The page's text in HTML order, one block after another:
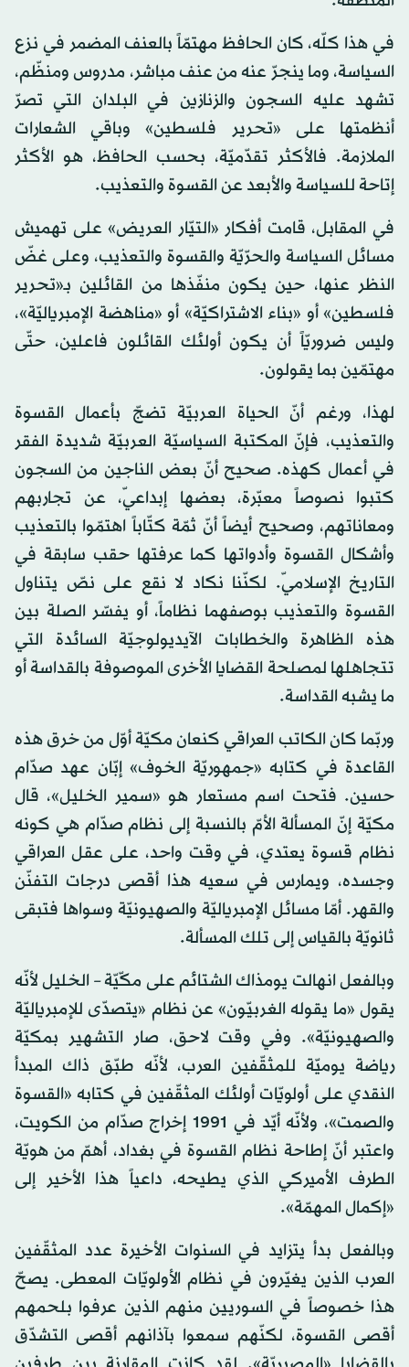
في هذا كلّه، كان الحافظ مهتمّاً بالعنف المضمر في نزع
السياسة، وما ينجرّ عنه من عنف مباشر، مدروس ومنظّم،
تشهد عليه السجون والزنازين في البلدان التي تصرّ
أنظمتها على «تحرير فلسطين» وباقي الشعارات
الملازمة. فالأكثر تقدّميّة، بحسب الحافظ، هو الأكثر
إتاحة للسياسة والأبعد عن القسوة والتعذيب.
في المقابل، قامت أفكار «التيّار العريض» على تهميش
مسائل السياسة والحرّيّة والقسوة والتعذيب، وعلى غضّ
النظر عنها، حين يكون منفّذها من القائلين بـ«تحرير
فلسطين» أو «بناء الاشتراكيّة» أو «مناهضة الإمبرياليّة»،
وليس ضروريّاً أن يكون أولئك القائلون فاعلين، حتّى
مهتمّين بما يقولون.
لهذا، ورغم أنّ الحياة العربيّة تضجّ بأعمال القسوة
والتعذيب، فإنّ المكتبة السياسيّة العربيّة شديدة الفقر
في أعمال كهذه. صحيح أنّ بعض الناجين من السجون
كتبوا نصوصاً معبّرة، بعضها إبداعيّ، عن تجاربهم
ومعاناتهم، وصحيح أيضاً أنّ ثمّة كتّاباً اهتمّوا بالتعذيب
وأشكال القسوة وأدواتها كما عرفتها حقب سابقة في
التاريخ الإسلاميّ. لكنّنا نكاد لا نقع على نصّ يتناول
القسوة والتعذيب بوصفهما نظاماً، أو يفسّر الصلة بين
هذه الظاهرة والخطابات الآيديولوجيّة السائدة التي
تتجاهلها لمصلحة القضايا الأخرى الموصوفة بالقداسة أو
ما يشبه القداسة.
وربّما كان الكاتب العراقي كنعان مكيّة أوّل من خرق هذه
القاعدة في كتابه «جمهوريّة الخوف» إبّان عهد صدّام
حسين. فتحت اسم مستعار هو «سمير الخليل»، قال
مكيّة إنّ المسألة الأمّ بالنسبة إلى نظام صدّام هي كونه
نظام قسوة يعتدي، في وقت واحد، على عقل العراقي
وجسده، ويمارس في سعيه هذا أقصى درجات التفنّن
والقهر. أمّا مسائل الإمبرياليّة والصهيونيّة وسواها فتبقى
ثانويّة بالقياس إلى تلك المسألة.
وبالفعل انهالت يومذاك الشتائم على مكّيّة – الخليل لأنّه
يقول «ما يقوله الغربيّون» عن نظام «يتصدّى للإمبرياليّة
والصهيونيّة». وفي وقت لاحق، صار التشهير بمكيّة
رياضة يوميّة للمثقّفين العرب، لأنّه طبّق ذاك المبدأ
النقدي على أولويّات أولئك المثقّفين في كتابه «القسوة
والصمت»، ولأنّه أيّد في 1991 إخراج صدّام من الكويت،
واعتبر أنّ إطاحة نظام القسوة في بغداد، أهمّ من هويّة
الطرف الأميركي الذي يطيحه، داعياً هذا الأخير إلى
«إكمال المهمّة».
وبالفعل بدأ يتزايد في السنوات الأخيرة عدد المثقّفين
العرب الذين يغيّرون في نظام الأولويّات المعطى. يصحّ
هذا خصوصاً في السوريين منهم الذين عرفوا بلحمهم
أقصى القسوة، لكنّهم سمعوا بآذانهم أقصى التشدّق